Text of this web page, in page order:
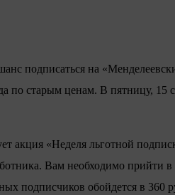
подписаться на
по старым ценам. В пятницу, 15
акция «Неделя льготной
Вам необходимо прийти
подписчиков обойдется в 360